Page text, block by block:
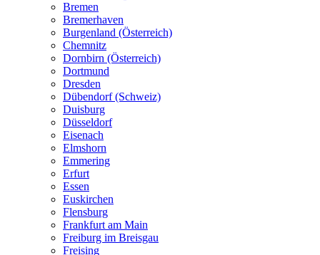
Bremen
Bremerhaven
Burgenland (Österreich)
Chemnitz
Dornbirn (Österreich)
Dortmund
Dresden
Dübendorf (Schweiz)
Duisburg
Düsseldorf
Eisenach
Elmshorn
Emmering
Erfurt
Essen
Euskirchen
Flensburg
Frankfurt am Main
Freiburg im Breisgau
Freising